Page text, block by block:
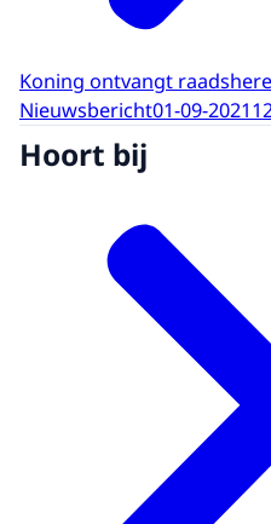
Koning ontvangt
Nieuwsbericht01-09-2021
Hoort bij